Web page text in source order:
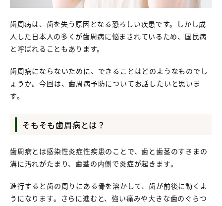
歯周病は、歯を失う原因となる恐ろしい疾患です。しかし成
人した日本人の多くが歯周病に悩まされているため、国民病
と呼ばれることもあります。
歯周病にならないために、できることはどのようなものでし
ょうか。今回は、歯周病予防についてお話したいと思いま
す。
そもそも歯周病とは？
歯周病とは感染性炎症性疾患のことで、歯と歯茎のすきまの
溝に汚れがたまり、歯茎の内側で炎症が起きます。
進行すると歯の周りにある骨を溶かして、歯が前後に動くよ
うになります。さらに進むと、強い痛みや大きな歯のぐらつ